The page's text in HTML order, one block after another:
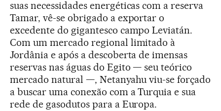
suas necessidades energéticas com a reserva
Tamar, vê-se obrigado a exportar o
excedente do gigantesco campo Leviatán.
Com um mercado regional limitado à
Jordânia e após a descoberta de imensas
reservas nas águas do Egito — seu teórico
mercado natural —, Netanyahu viu-se forçado
a buscar uma conexão com a Turquia e sua
rede de gasodutos para a Europa.